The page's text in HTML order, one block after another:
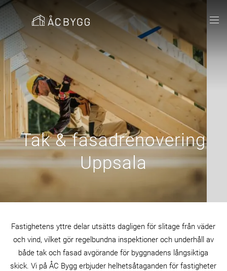
Tak & fasadrenovering
Uppsala
Fastighetens yttre delar utsätts dagligen för slitage från väder
och vind, vilket gör regelbundna inspektioner och underhåll av
både tak och fasad avgörande för byggnadens långsiktiga
skick. Vi på ÅC Bygg erbjuder helhetsåtaganden för fastigheter